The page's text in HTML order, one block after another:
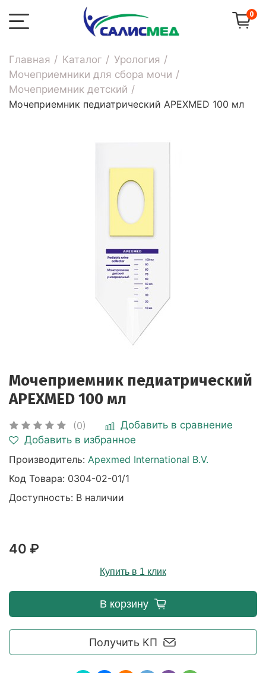
0
Главная Каталог
Урология
Мочеприемники для сбора мочи
Мочеприемник детский
Мочеприемник педиатрический APEXMED 100 мл
Мочеприемник педиатрический
APEXMED 100 мл
(0)
Добавить в сравнение
Добавить в избранное
Производитель: Apexmed International B.V.
Код Товара: 0304-02-01/1
Доступность: В наличии
40 ₽
Купить в 1 клик
Получить КП
В корзину